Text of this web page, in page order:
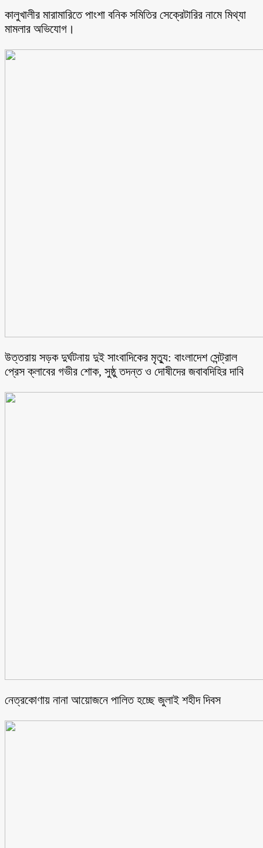
কালুখালীর মারামারিতে পাংশা বনিক সমিতির সেক্রেটারির নামে মিথ্যা
মামলার অভিযোগ।
উত্তরায় সড়ক দুর্ঘটনায় দুই সাংবাদিকের মৃত্যু: বাংলাদেশ সেন্ট্রাল
প্রেস ক্লাবের গভীর শোক, সুষ্ঠু তদন্ত ও দোষীদের জবাবদিহির দাবি
নেত্রকোণায় নানা আয়োজনে পালিত হচ্ছে জুলাই শহীদ দিবস